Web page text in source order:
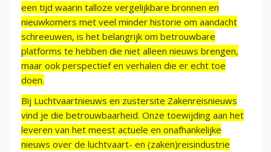
een tijd waarin talloze vergelijkbare bronnen en
nieuwkomers met veel minder historie om aandacht
schreeuwen, is het belangrijk om betrouwbare
platforms te hebben die niet alleen nieuws brengen,
maar ook perspectief en verhalen die er echt toe
doen.
Bij Luchtvaartnieuws en zustersite Zakenreisnieuws
vind je die betrouwbaarheid. Onze toewijding aan het
leveren van het meest actuele en onafhankelijke
nieuws over de luchtvaart- en (zaken)reisindustrie